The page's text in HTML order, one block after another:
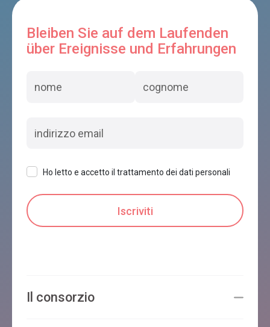
Bleiben Sie auf dem Laufenden
über Ereignisse und Erfahrungen
Ho letto e accetto il trattamento dei dati personali
Il consorzio